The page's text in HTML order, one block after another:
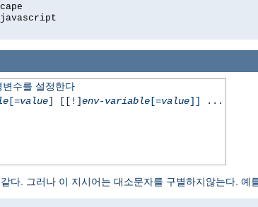
수를 설정한다
[=value] [[!]env-variable[=value]] ...
다. 그러나 이 지시어는 대소문자를 구별하지않는다. 예